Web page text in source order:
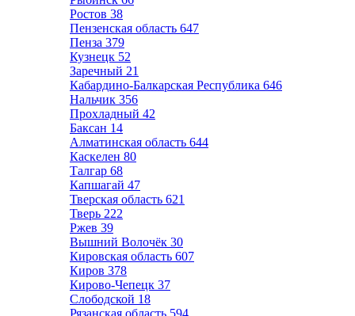
Ростов 38
Пензенская область 647
Пенза 379
Кузнецк 52
Заречный 21
Кабардино-Балкарская Республика 646
Нальчик 356
Прохладный 42
Баксан 14
Алматинская область 644
Каскелен 80
Талгар 68
Капшагай 47
Тверская область 621
Тверь 222
Ржев 39
Вышний Волочёк 30
Кировская область 607
Киров 378
Кирово-Чепецк 37
Слободской 18
Рязанская область 594